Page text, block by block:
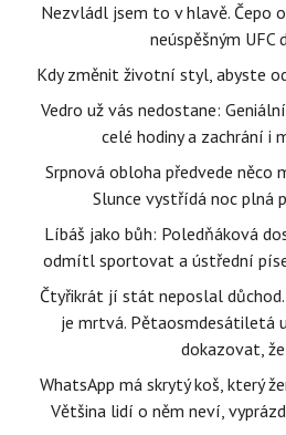
Nezvládl jsem to v hlavě. Čepo
neúspěšným UFC
Kdy změnit životní styl, abyste
Vedro už vás nedostane:
celé hodiny a zachrání i
Srpnová obloha předvede něco
Slunce vystřídá noc plná
Líbáš jako bůh: Poledňáková
odmítl sportovat a ústřední
Čtyřikrát jí stát neposlal
je mrtvá. Pětaosmdesátiletá
dokazovat,
WhatsApp má skrytý koš, který
Většina lidí o něm neví,